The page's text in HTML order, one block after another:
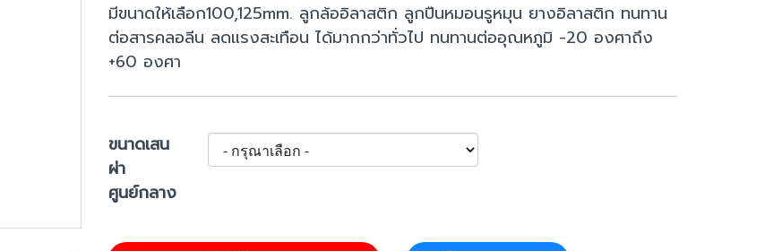
มีขนาดให้เลือก100,125mm. ลูกล้ออิลาสติก ลูกปืนหมอนรูหมุน ยางอิลาสติก ทนทาน
ต่อสารคลอลีน ลดแรงสะเทือน ได้มากกว่าทั่วไป ทนทานต่ออุณหภูมิ -20 องศาถึง
+60 องศา
ขนาดเสน
ผ่า
ศูนย์กลาง